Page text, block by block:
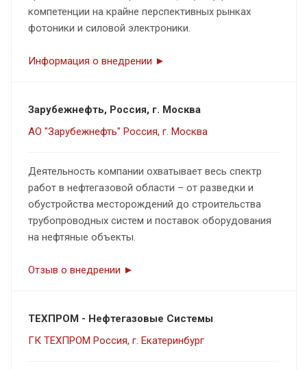
компетенции на крайне перспективных рынках
фотоники и силовой электроники.
Информация о внедрении ►
Зарубежнефть, Россия, г. Москва
АО "Зарубежнефть" Россия, г. Москва
Деятельность компании охватывает весь спектр
работ в нефтегазовой области – от разведки и
обустройства месторождений до строительства
трубопроводных систем и поставок оборудования
на нефтяные объекты.
Отзыв о внедрении ►
ТЕХПРОМ - Нефтегазовые Системы
ГК ТЕХПРОМ Россия, г. Екатеринбург